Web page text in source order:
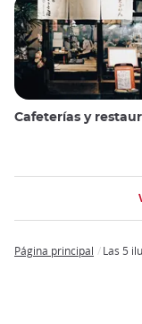
Cafeterías y
Página principal Las 5